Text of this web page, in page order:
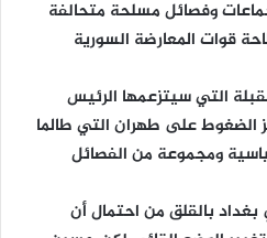
وفصائل مسلحة متحالفة
قوات المعارضة السورية
التي سيتزعمها الرئيس
الضغوط على طهران التي طالما
ومجموعة من الفصائل
بالقلق من احتمال أن